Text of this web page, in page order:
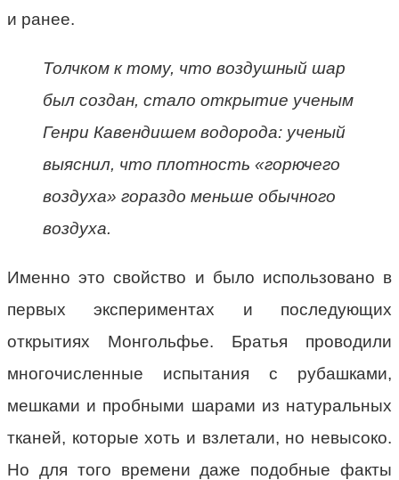
и ранее.
Толчком к тому, что воздушный шар
был создан, стало открытие ученым
Генри Кавендишем водорода: ученый
выяснил, что плотность «горючего
воздуха» гораздо меньше обычного
воздуха.
Именно это свойство и было использовано в
первых экспериментах и последующих
открытиях Монгольфье. Братья проводили
многочисленные испытания с рубашками,
мешками и пробными шарами из натуральных
тканей, которые хоть и взлетали, но невысоко.
Но для того времени даже подобные факты